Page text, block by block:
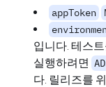
appToken
입니다. 테스
실행하려면
다. 릴리즈를